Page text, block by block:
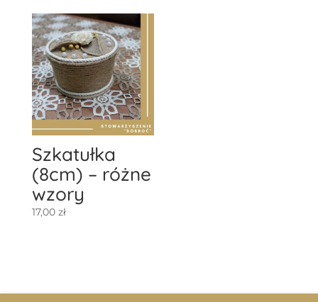
Szkatułka
(8cm) – różne
wzory
17,00 zł